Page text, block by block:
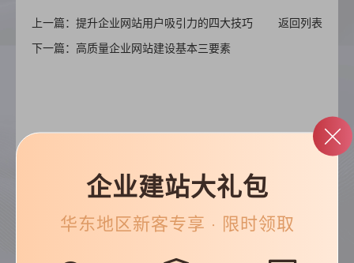
上一篇：提升企业网站用户吸引力的四大技巧
返回列表
下一篇：高质量企业网站建设基本三要素
帮助&支持
企业建站大礼包
华东地区新客专享 · 限时领取